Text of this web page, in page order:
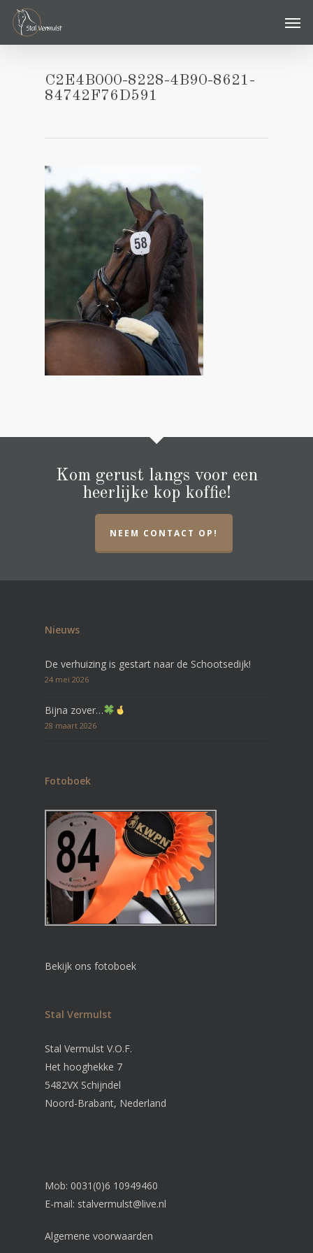
Skip
main
C2E4B000-8228-4B90-8621-
84742F76D591
Kom gerust langs voor een
heerlijke kop koffie!
NEEM CONTACT OP!
Nieuws
De verhuizing is gestart naar de Schootsedijk!
24 mei 2026
Bijna zover…
28 maart 2026
Fotoboek
Bekijk ons fotoboek
Stal Vermulst
Stal Vermulst V.O.F.
Het hooghekke 7
5482VX Schijndel
Noord-Brabant, Nederland
Mob: 0031(0)6 10949460
E-mail: stalvermulst@live.nl
Algemene voorwaarden